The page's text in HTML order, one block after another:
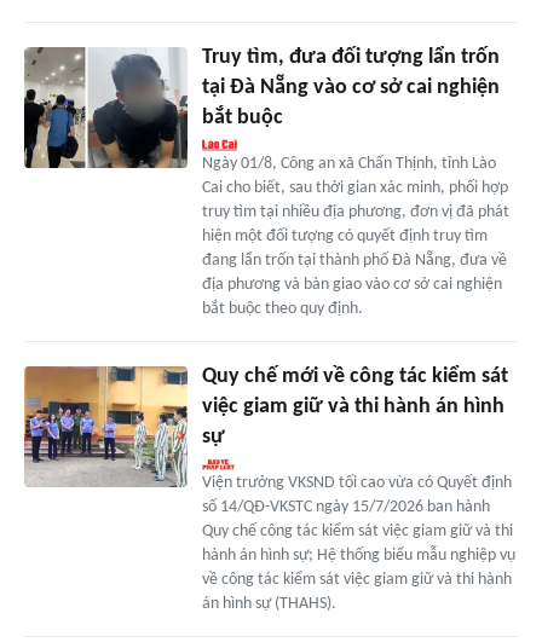
Truy tìm, đưa đối tượng lẩn trốn
tại Đà Nẵng vào cơ sở cai nghiện
bắt buộc
Ngày 01/8, Công an xã Chấn Thịnh, tỉnh Lào
Cai cho biết, sau thời gian xác minh, phối hợp
truy tìm tại nhiều địa phương, đơn vị đã phát
hiện một đối tượng có quyết định truy tìm
đang lẩn trốn tại thành phố Đà Nẵng, đưa về
địa phương và bàn giao vào cơ sở cai nghiện
bắt buộc theo quy định.
Quy chế mới về công tác kiểm sát
việc giam giữ và thi hành án hình
sự
Viện trưởng VKSND tối cao vừa có Quyết định
số 14/QĐ-VKSTC ngày 15/7/2026 ban hành
Quy chế công tác kiểm sát việc giam giữ và thi
hành án hình sự; Hệ thống biểu mẫu nghiệp vụ
về công tác kiểm sát việc giam giữ và thi hành
án hình sự (THAHS).